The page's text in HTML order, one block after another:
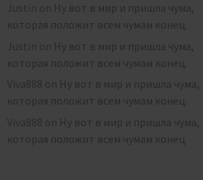
Justin on Ну вот в мир и пришла чума,
которая положит всем чумам конец.
Justin on Ну вот в мир и пришла чума,
которая положит всем чумам конец.
Viva888 on Ну вот в мир и пришла чума,
которая положит всем чумам конец.
Viva888 on Ну вот в мир и пришла чума,
которая положит всем чумам конец.